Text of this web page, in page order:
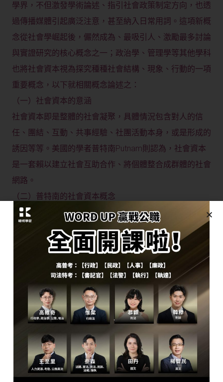
學界，不但激發學術論述、指引社會政策制定方向，也透
過傳播媒體引起廣泛注意，甚至納入日常用詞。這項新概
念從社會學崛起後，儼然成為、最吸引人、激勵最多討論
與實證研究的核心概念之一；政治學、管理學等其他學科
也將社會資本視為探究種種社會結構、現象、行動的一項
重要概念，以下就相關概念論述之：
（一）社會資本的意涵
社會資本即是整體的社會凝聚，具體情況包含對人的信
任、團結、互動、共事經驗、社團活動本身，或是形成的
誘因等等。美國的學者普特南Putnam則認為，社會資本
是一套賴以建立社會互助合作、將個體整合成群體的社會
網路。
（二）普特南的社會資本概念
學者普特南於2000年出版的書籍”獨自打保齡球”中提到，
美國自雙薪家庭以來，以及長時間的通勤，導致父母親與
孩子的相處時間減少，以及電視的普及，使的社會成本逐
漸流失。從社會的角度，美國「志願性團體的數量下降」
以及「群眾對公共團體的參與度下降」等因素，也是社會
成本下滑的危機。而現代理論中，網路的普及亦也是社會
成本下滑的主要因素。
（三）評論社會資本對現代的影響
以台灣為例，造成社會資本下滑有以下幾點因素：
生活的快節奏：資訊快速流通的社會也導致資訊過量，使
得人們需要主動適應社會的節奏，但卻也讓人如同一部